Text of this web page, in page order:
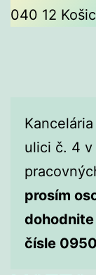
040 12
ulici č. 4 v
prosím
čísle